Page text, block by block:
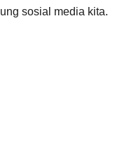
sosial media kita.